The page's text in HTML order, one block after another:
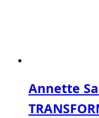
Annette